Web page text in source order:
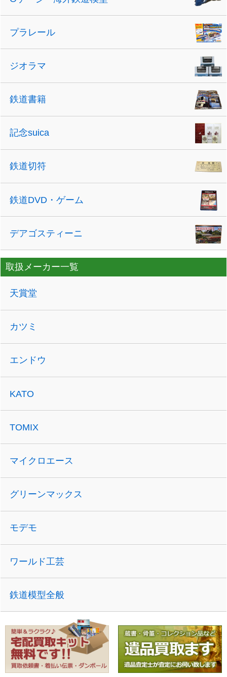
プラレール
ジオラマ
鉄道書籍
記念suica
鉄道切符
鉄道DVD・ゲーム
デアゴスティーニ
取扱メーカー一覧
天賞堂
カツミ
エンドウ
KATO
TOMIX
マイクロエース
グリーンマックス
モデモ
ワールド工芸
鉄道模型全般